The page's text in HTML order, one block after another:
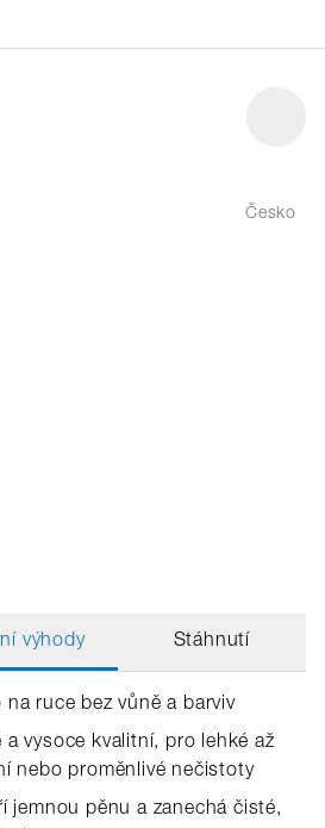
Česko
výhody Stáhnutí
na ruce bez vůně a barviv
a vysoce kvalitní, pro lehké až
nebo proměnlivé nečistoty
jemnou pěnu a zanechá čisté,